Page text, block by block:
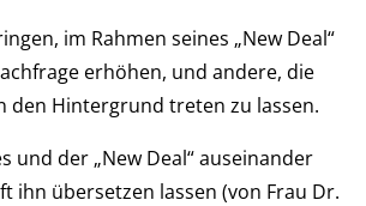
im Rahmen seines „New Deal“
erhöhen, und andere, die
den Hintergrund treten zu lassen.
und der „New Deal“ auseinander
ihn übersetzen lassen (von Frau Dr.